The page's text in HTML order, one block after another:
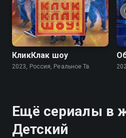
7.8
КликКлак шоу
2023, Россия, Реальное Тв
Ещё сериалы в
Детский